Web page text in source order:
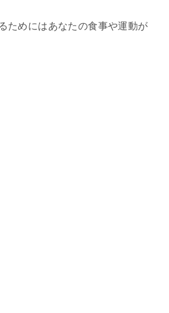
ためにはあなたの食事や運動が